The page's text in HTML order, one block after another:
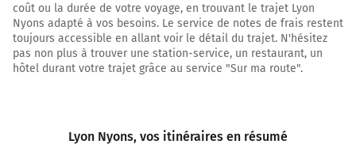
Au rond-point, prendre la 3ème sortie sur N7 et
continuer sur 2,3 kilomètres
Malataverne-Centre
Viviers
coût ou la durée de votre voyage, en trouvant le trajet Lyon
Nyons adapté à vos besoins. Le service de notes de frais restent
toujours accessible en allant voir le détail du trajet. N'hésitez
pas non plus à trouver une station-service, un restaurant, un
hôtel durant votre trajet grâce au service "Sur ma route".
Lyon Nyons, vos itinéraires en résumé